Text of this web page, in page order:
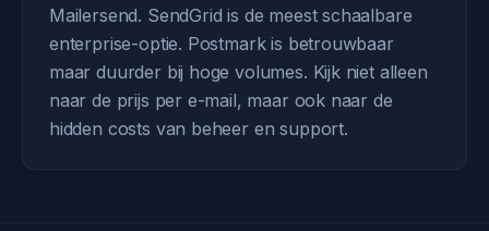
Mailersend. SendGrid is de meest schaalbare
enterprise-optie. Postmark is betrouwbaar
maar duurder bij hoge volumes. Kijk niet alleen
naar de prijs per e-mail, maar ook naar de
hidden costs van beheer en support.